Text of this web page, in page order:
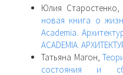
Юлия Старостенко,
новая книга о
Academia.
ACADEMIA.
Татьяна Магон,
состояния и